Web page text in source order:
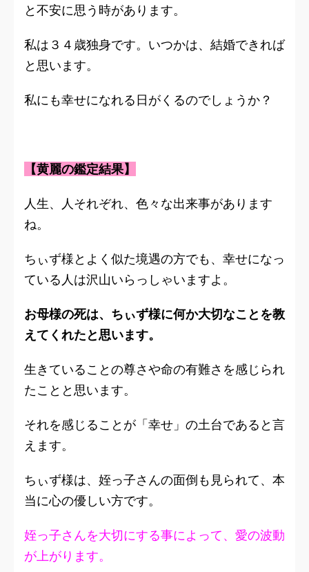
と不安に思う時があります。
私は３４歳独身です。いつかは、結婚できれば
と思います。
私にも幸せになれる日がくるのでしょうか？
【黄麗の鑑定結果】
人生、人それぞれ、色々な出来事があります
ね。
ちぃず様とよく似た境遇の方でも、幸せになっ
ている人は沢山いらっしゃいますよ。
お母様の死は、ちぃず様に何か大切なことを教
えてくれたと思います。
生きていることの尊さや命の有難さを感じられ
たことと思います。
それを感じることが「幸せ」の土台であると言
えます。
ちぃず様は、姪っ子さんの面倒も見られて、本
当に心の優しい方です。
姪っ子さんを大切にする事によって、愛の波動
が上がります。